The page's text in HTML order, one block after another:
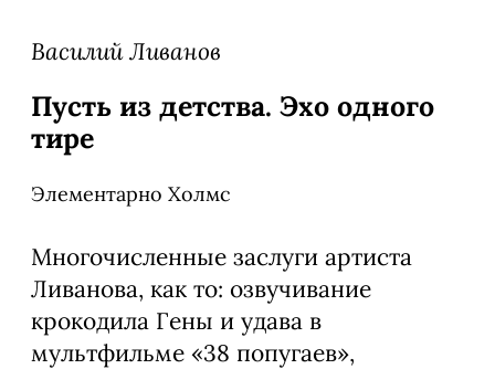
Василий Ливанов
Пусть из детства. Эхо одного
тире
Элементарно Холмс
Многочисленные заслуги артиста
Ливанова, как то: озвучивание
крокодила Гены и удава в
мультфильме «38 попугаев»,